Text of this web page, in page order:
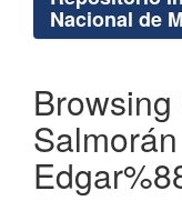
Nacional de